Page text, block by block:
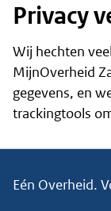
Privacy
Wij hechten
MijnOverheid
gegevens, en
trackingtools
Eén Overheid.